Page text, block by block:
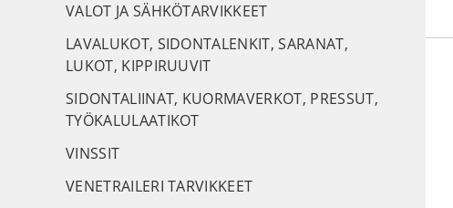
VALOT JA SÄHKÖTARVIKKEET
LAVALUKOT, SIDONTALENKIT, SARANAT,
LUKOT, KIPPIRUUVIT
SIDONTALIINAT, KUORMAVERKOT, PRESSUT,
TYÖKALULAATIKOT
VINSSIT
VENETRAILERI TARVIKKEET